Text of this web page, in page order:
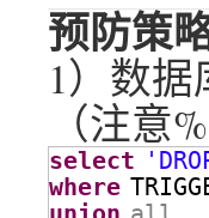
预防策
1）数
（注意
select
where